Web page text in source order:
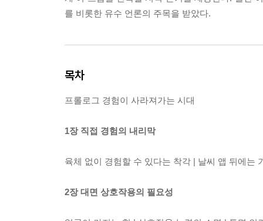
를 비롯한 유수 언론의 주목을 받았다.
목차
프롤로그 경험이 사라져가는 시대
1장 직접 경험의 내리막
육체 없이 경험할 수 있다는 착각 | 날씨 앱 뒤에는
2장 대면 상호작용의 필요성